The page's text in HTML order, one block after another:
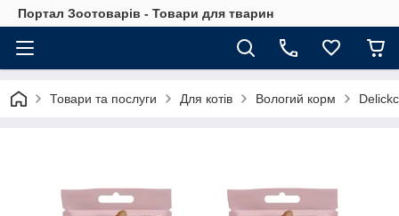
Портал Зоотоварів - Товари для тварин
Товари та послуги Для котів Вологий корм